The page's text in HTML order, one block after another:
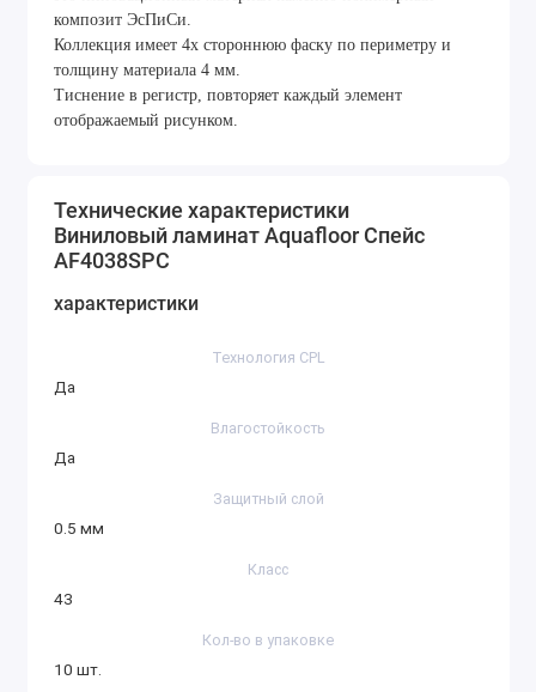
композит ЭсПиСи.
Коллекция имеет 4х стороннюю фаску по периметру и
толщину материала 4 мм.
Тиснение в регистр, повторяет каждый элемент
отображаемый рисунком.
Технические характеристики
Виниловый ламинат Aquafloor Спейс
AF4038SPC
характеристики
Технология CPL
Да
Влагостойкость
Да
Защитный слой
0.5 мм
Класс
43
Кол-во в упаковке
10 шт.